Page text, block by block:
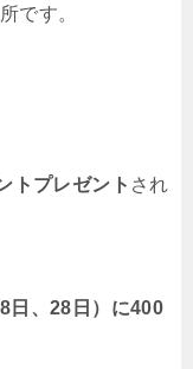
です。
トプレゼント され
日、28日）に400